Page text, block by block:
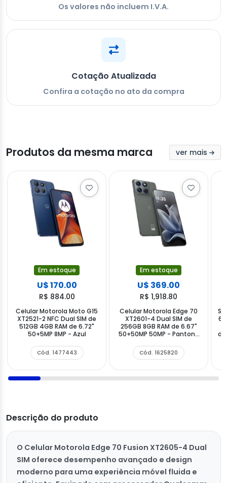
Os valores não incluem I.V.A.
Cotação Atualizada
Confira a cotação no ato da compra
Produtos da mesma marca ver mais
Em estoque
U$ 170.00
R$ 884.00
Celular Motorola Moto G15
XT2521-2 NFC Dual SIM de
512GB 4GB RAM de 6.72"
50+5MP 8MP - Azul
Cód. 1477443
Em estoque
U$ 369.00
R$ 1,918.80
Celular Motorola Edge 70
XT2601-4 Dual SIM de
256GB 8GB RAM de 6.67"
50+50MP 50MP - Pantone
Cód. 1625820
de
Descrição do produto
O Celular Motorola Edge 70 Fusion XT2605-4 Dual
SIM oferece desempenho avançado e design
moderno para uma experiência móvel fluida e